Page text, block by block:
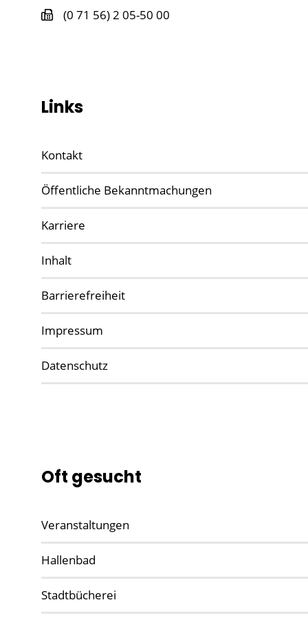
(0 71 56) 2 05-50 00
Links
Kontakt
Öffentliche Bekanntmachungen
Karriere
Inhalt
Barrierefreiheit
Impressum
Datenschutz
Oft gesucht
Veranstaltungen
Hallenbad
Stadtbücherei